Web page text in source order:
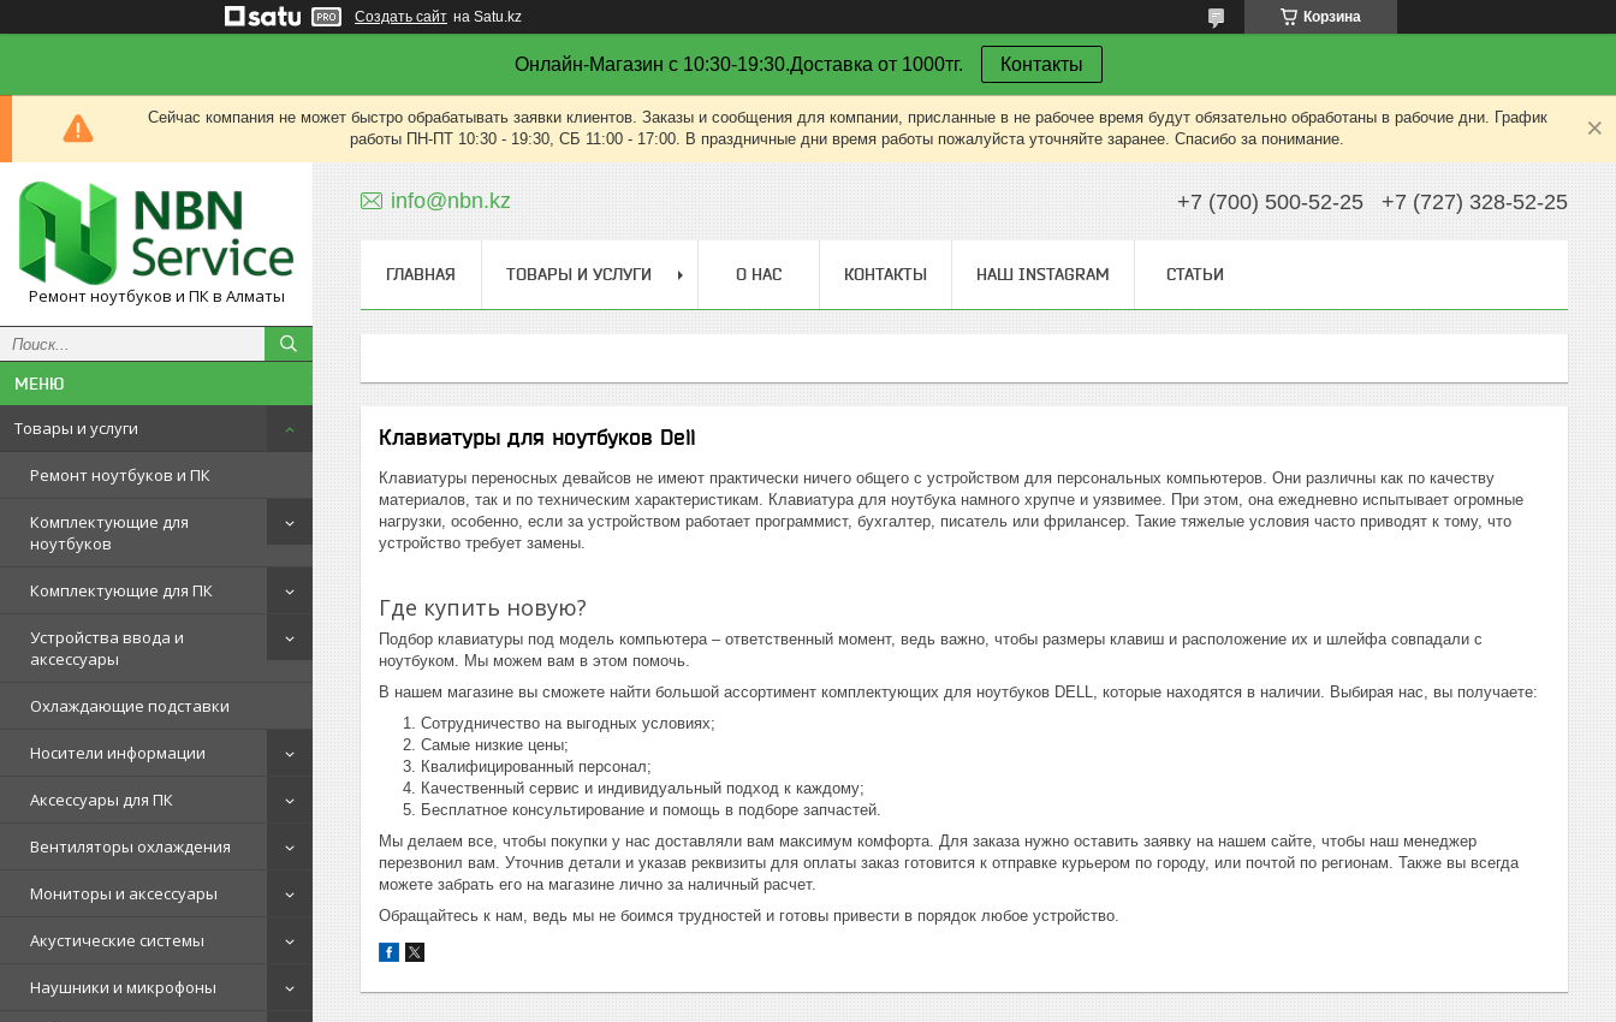
Создать сайт на Satu.kz Корзина
Онлайн-Магазин с 10:30-19:30.Доставка от 1000тг. Контакты
Сейчас компания не может быстро обрабатывать заявки клиентов. Заказы и сообщения для компании, присланные в не рабочее время будут обязательно обработаны в рабочие дни. График
работы ПН-ПТ 10:30 - 19:30, СБ 11:00 - 17:00. В праздничные дни время работы пожалуйста уточняйте заранее. Спасибо за понимание.
Ремонт ноутбуков и ПК в Алматы
Товары и услуги
Ремонт ноутбуков и ПК
Комплектующие для
ноутбуков
Комплектующие для ПК
Устройства ввода и
аксессуары
Охлаждающие подставки
Носители информации
Аксессуары для ПК
Вентиляторы охлаждения
Мониторы и аксессуары
Акустические системы
Наушники и микрофоны
info@nbn.kz +7 (700) 500-52-25 +7 (727) 328-52-25
ГЛАВНАЯ ТОВАРЫ И УСЛУГИ О НАС КОНТАКТЫ НАШ INSTAGRAM СТАТЬИ
Клавиатуры для ноутбуков Dell
Клавиатуры переносных девайсов не имеют практически ничего общего с устройством для персональных компьютеров. Они различны как по качеству
материалов, так и по техническим характеристикам. Клавиатура для ноутбука намного хрупче и уязвимее. При этом, она ежедневно испытывает огромные
нагрузки, особенно, если за устройством работает программист, бухгалтер, писатель или фрилансер. Такие тяжелые условия часто приводят к тому, что
устройство требует замены.
Где купить новую?
Подбор клавиатуры под модель компьютера – ответственный момент, ведь важно, чтобы размеры клавиш и расположение их и шлейфа совпадали с
ноутбуком. Мы можем вам в этом помочь.
В нашем магазине вы сможете найти большой ассортимент комплектующих для ноутбуков DELL, которые находятся в наличии. Выбирая нас, вы получаете:
Сотрудничество на выгодных условиях;
Самые низкие цены;
Квалифицированный персонал;
Качественный сервис и индивидуальный подход к каждому;
Бесплатное консультирование и помощь в подборе запчастей.
Мы делаем все, чтобы покупки у нас доставляли вам максимум комфорта. Для заказа нужно оставить заявку на нашем сайте, чтобы наш менеджер
перезвонил вам. Уточнив детали и указав реквизиты для оплаты заказ готовится к отправке курьером по городу, или почтой по регионам. Также вы всегда
можете забрать его на магазине лично за наличный расчет.
Обращайтесь к нам, ведь мы не боимся трудностей и готовы привести в порядок любое устройство.